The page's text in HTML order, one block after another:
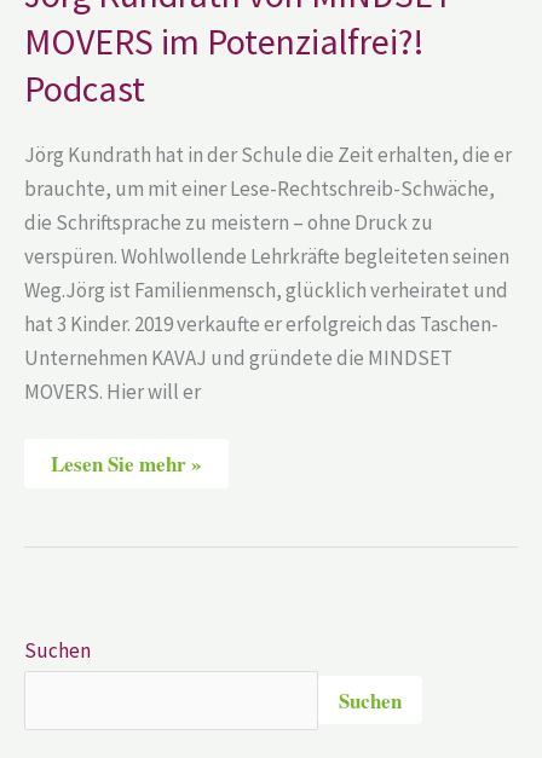
MOVERS im Potenzialfrei?!
Podcast
Jörg Kundrath hat in der Schule die Zeit erhalten, die er
brauchte, um mit einer Lese-Rechtschreib-Schwäche,
die Schriftsprache zu meistern – ohne Druck zu
verspüren. Wohlwollende Lehrkräfte begleiteten seinen
Weg.Jörg ist Familienmensch, glücklich verheiratet und
hat 3 Kinder. 2019 verkaufte er erfolgreich das Taschen-
Unternehmen KAVAJ und gründete die MINDSET
MOVERS. Hier will er
Podcast
Lesen Sie mehr »
Suchen
Suchen